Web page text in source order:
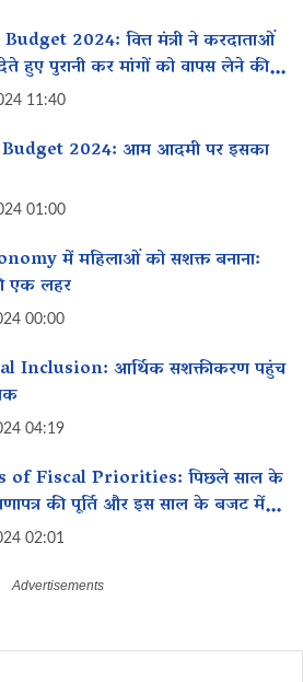
2024: वित्त मंत्री ने करदाताओं
हुए पुरानी कर मांगों को वापस लेने की
11:40
2024: आम आदमी पर इसका
01:00
में महिलाओं को सशक्त बनाना:
एक लहर
00:00
Inclusion: आर्थिक सशक्तीकरण पहुंच
04:19
of Fiscal Priorities: पिछले साल के
की पूर्ति और इस साल के बजट में
विशेष इच्छा
02:01